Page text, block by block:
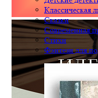
Классическая
Сказки
Современная
Стихи
Фэнтези для